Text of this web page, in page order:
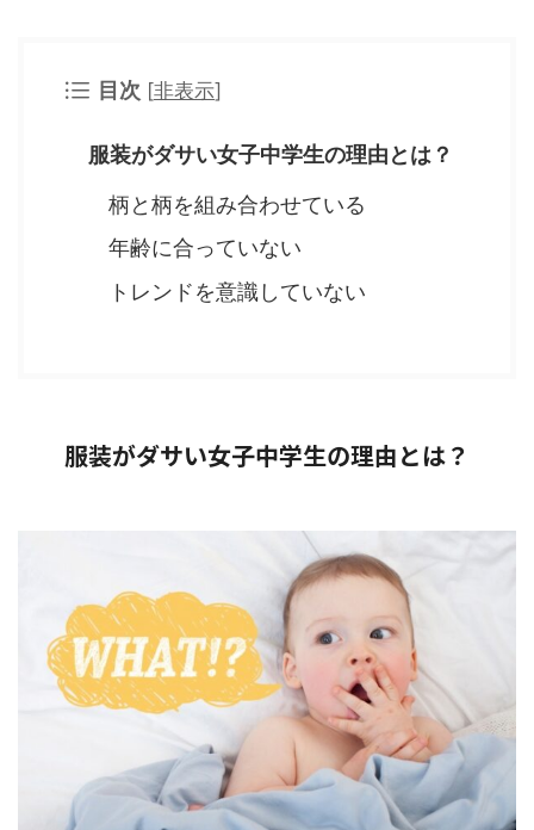
目次 [非表示]
服装がダサい女子中学生の理由とは？
柄と柄を組み合わせている
年齢に合っていない
トレンドを意識していない
服装がダサい女子中学生の理由とは？